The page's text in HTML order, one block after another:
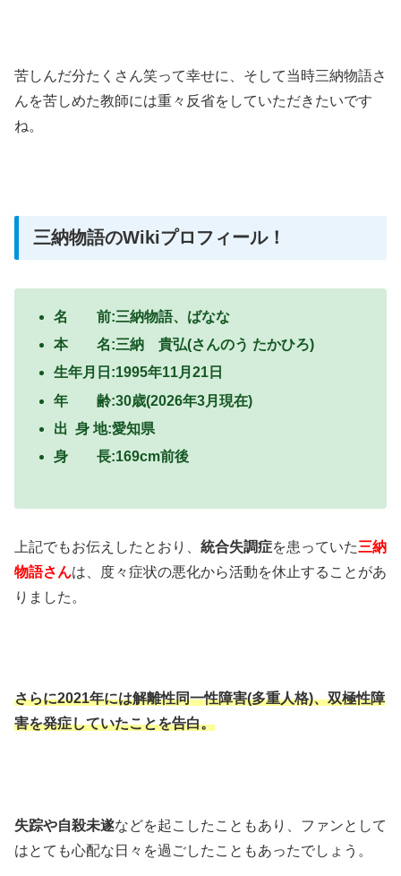
苦しんだ分たくさん笑って幸せに、そして当時三納物語さ
んを苦しめた教師には重々反省をしていただきたいです
ね。
三納物語のWikiプロフィール！
名 前:三納物語、ばなな
本 名:三納 貴弘(さんのう たかひろ)
生年月日:1995年11月21日
年 齢:30歳(2026年3月現在)
出 身 地:愛知県
身 長:169cm前後
上記でもお伝えしたとおり、 統合失調症を患っていた三納
物語さんは、度々症状の悪化から活動を休止することがあ
りました。
さらに2021年には解離性同一性障害(多重人格)、双極性障
害を発症していたことを告白。
失踪や自殺未遂などを起こしたこともあり、ファンとして
はとても心配な日々を過ごしたこともあったでしょう。